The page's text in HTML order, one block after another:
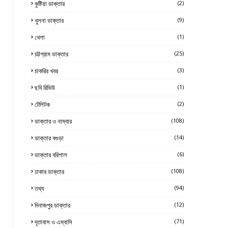
কুষ্টিয়া ডাক্তার (2)
খুলনা ডাক্তার (9)
খেলা (1)
চট্টগ্রাম ডাক্তার (25)
চাকরির খবর (3)
ছবি রিভিউ (1)
টেলিটক (2)
ডাক্তার ও নাম্বার (108)
ডাক্তার বগুড়া (14)
ডাক্তার বরিশাল (6)
ঢাকার ডাক্তার (108)
তথ্য (94)
দিনাজপুর ডাক্তার (12)
দূতাবাস ও এম্বাসি (71)